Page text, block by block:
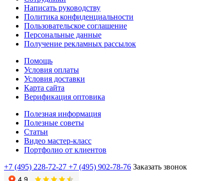
Написать руководству
Политика конфиденциальности
Пользовательское соглашение
Персональные данные
Получение рекламных рассылок
Помощь
Условия оплаты
Условия доставки
Карта сайта
Верификация оптовика
Полезная информация
Полезные советы
Статьи
Видео мастер-класс
Портфолио от клиентов
+7 (495) 228-72-27 +7 (495) 902-78-76 Заказать звонок